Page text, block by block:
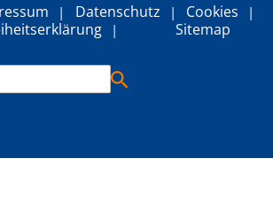
Datenschutz
Cookies
Sitemap